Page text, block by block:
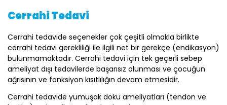
Cerrahi Tedavi
Cerrahi tedavide seçenekler çok çeşitli olmakla birlikte
cerrahi tedavi gerekliliği ile ilgili net bir gerekçe (endikasyon)
bulunmamaktadır. Cerrahi tedavi için tek geçerli sebep
ameliyat dışı tedavilerde başarısız olunması ve çocuğun
ağrısının ve fonksiyon kısıtlılığın devam etmesidir.
Cerrahi tedavide yumuşak doku ameliyatları (tendon ve